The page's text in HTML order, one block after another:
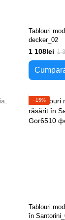
Tablouri
decker_02
1 108lei 1
−15%
Tablouri
în